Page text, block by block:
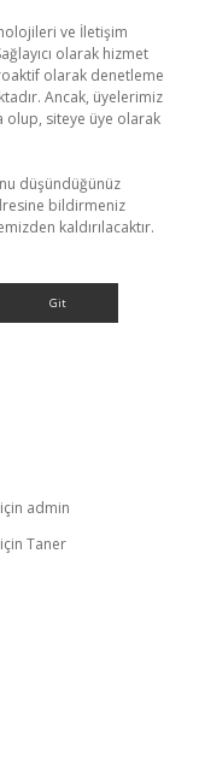
ve İletişim
olarak hizmet
olarak denetleme
Ancak, üyelerimiz
olup, siteye üye olarak
düşündüğünüz
bildirmeniz
kaldırılacaktır.
için admin
için Taner